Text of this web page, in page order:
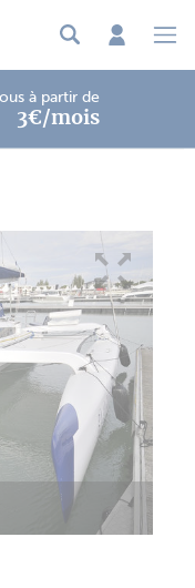
à partir de
3€/mois